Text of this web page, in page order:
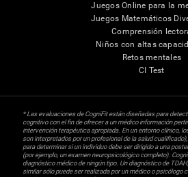
Juegos Online para la
Juegos Matemáticos
Comprensión
Niños con altas
Retos mentales
CI Test
* Las evaluaciones de CogniFit están diseñadas para
cognitivo con el fin de ofrecer a un médico información
intervención terapéutica apropiada. En un entorno clínico,
son interpretados por un profesional de la salud
para determinar si un individuo debe ser dirigido a una
(por ejemplo, un examen neuropsicológico completo).
diagnóstico médico de ningún tipo. Un diagnóstico de
similar sólo puede ser realizada por un médico o psicólogo